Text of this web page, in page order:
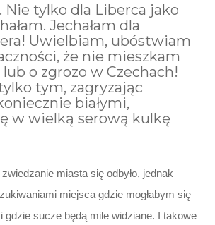
Nie tylko dla Liberca jako
Jechałam dla
Uwielbiam, ubóstwiam
że nie mieszkam
o zgrozo w Czechach!
tym, zagryzając
białymi,
w wielką serową kulkę
miasta się odbyło, jednak
miejsca gdzie mogłabym się
gdzie sucze będą mile widziane. I takowe